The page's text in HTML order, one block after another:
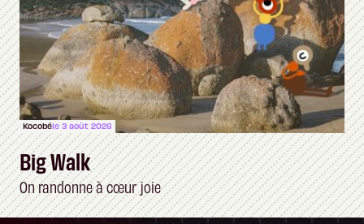
Kocobéle 3 août 2026
Big Walk
On randonne à cœur joie